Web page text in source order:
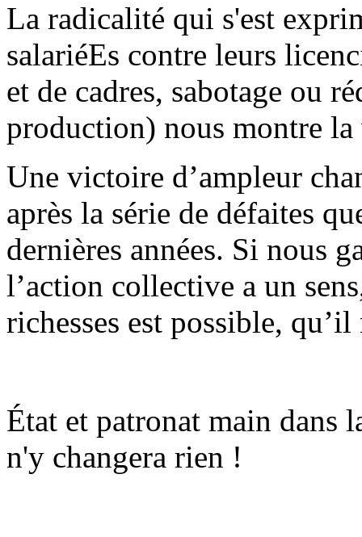
La radicalité qui s'est
salariéEs contre leurs
et de cadres, sabotage ou
production) nous montre
Une victoire d’ampleur
après la série de défaites
dernières années. Si nous
l’action collective a un
richesses est possible,
État et patronat main dans
n'y changera rien !